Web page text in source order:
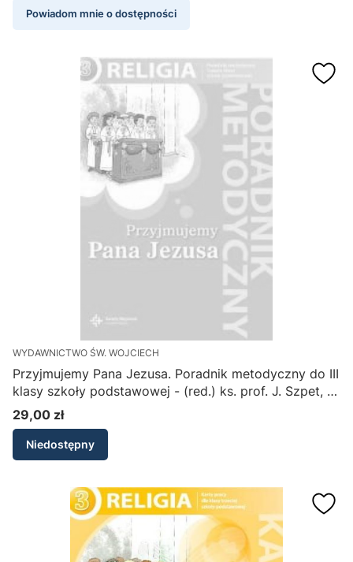
Powiadom mnie o dostępności
WYDAWNICTWO ŚW. WOJCIECH
Przyjmujemy Pana Jezusa. Poradnik metodyczny do III
klasy szkoły podstawowej - (red.) ks. prof. J. Szpet, D.
Jackowiak
Cena
29,00 zł
Niedostępny